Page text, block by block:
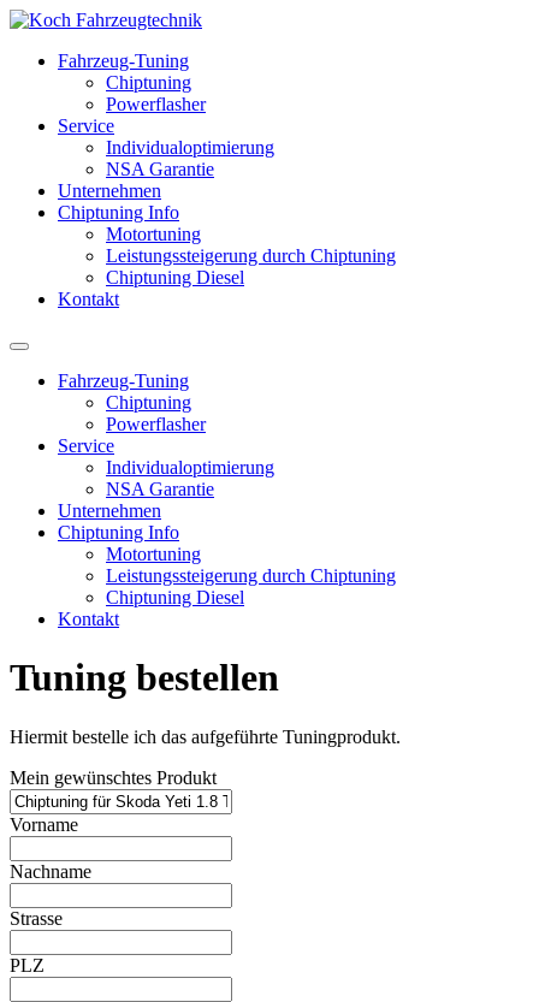
Fahrzeug-Tuning
Chiptuning
Powerflasher
Service
Individualoptimierung
NSA Garantie
Unternehmen
Chiptuning Info
Motortuning
Leistungssteigerung durch Chiptuning
Chiptuning Diesel
Kontakt
Fahrzeug-Tuning
Chiptuning
Powerflasher
Service
Individualoptimierung
NSA Garantie
Unternehmen
Chiptuning Info
Motortuning
Leistungssteigerung durch Chiptuning
Chiptuning Diesel
Kontakt
Tuning bestellen
Hiermit bestelle ich das aufgeführte Tuningprodukt.
Mein gewünschtes Produkt
Vorname
Nachname
Strasse
PLZ